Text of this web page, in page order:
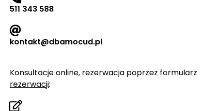
511 343 588
kontakt@dbamocud.pl
Konsultacje online, rezerwacja poprzez formularz
rezerwacji: